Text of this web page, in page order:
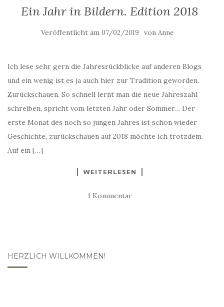
Ein Jahr in Bildern. Edition 2018
Veröffentlicht am 07/02/2019 von Anne
Ich lese sehr gern die Jahresrückblicke auf anderen Blogs
und ein wenig ist es ja auch hier zur Tradition geworden.
Zurückschauen. So schnell lernt man die neue Jahreszahl
schreiben, spricht vom letzten Jahr oder Sommer… Der
erste Monat des noch so jungen Jahres ist schon wieder
Geschichte, zurückschauen auf 2018 möchte ich trotzdem.
Auf ein […]
WEITERLESEN
1 Kommentar
HERZLICH WILLKOMMEN!